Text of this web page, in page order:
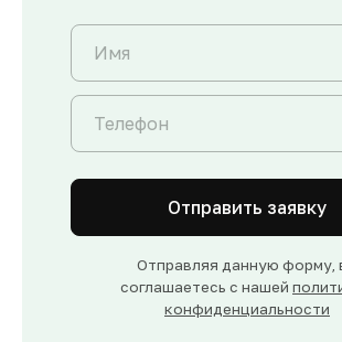
Отправить заявку
Отправляя данную форму,
соглашаетесь с нашей
конфиденциальности